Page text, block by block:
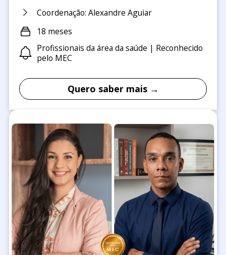
Coordenação: Alexandre Aguiar
18 meses
Profissionais da área da saúde | Reconhecido
pelo MEC
Quero saber mais →